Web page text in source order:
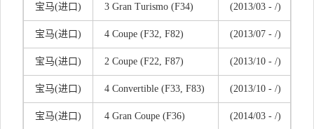
宝马(进口) 3 Gran Turismo (F34) (2013/03 - /)
宝马(进口) 4 Coupe (F32, F82) (2013/07 - /)
宝马(进口) 2 Coupe (F22, F87) (2013/10 - /)
宝马(进口) 4 Convertible (F33, F83) (2013/10 - /)
宝马(进口) 4 Gran Coupe (F36) (2014/03 - /)